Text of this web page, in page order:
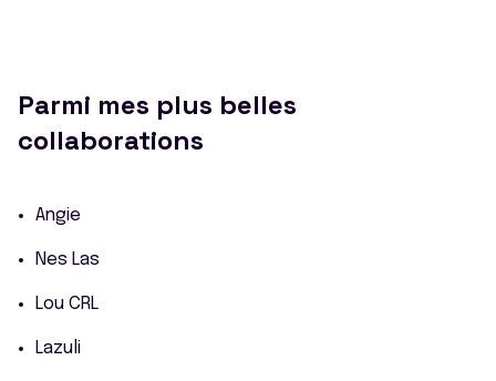
Parmi mes plus belles
collaborations
Angie
Nes Las
Lou CRL
Lazuli